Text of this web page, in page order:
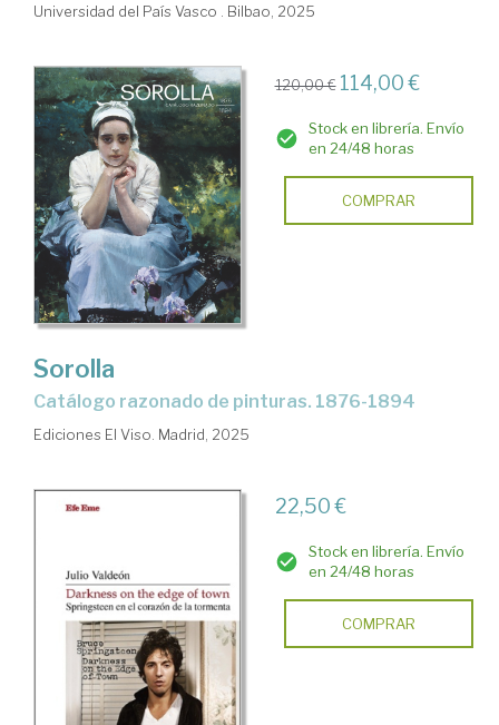
Universidad del País Vasco . Bilbao, 2025
120,00 € 114,00 €
Stock en librería. Envío
en 24/48 horas
COMPRAR
Sorolla
Catálogo razonado de pinturas. 1876-1894
Ediciones El Viso. Madrid, 2025
22,50 €
Stock en librería. Envío
en 24/48 horas
COMPRAR